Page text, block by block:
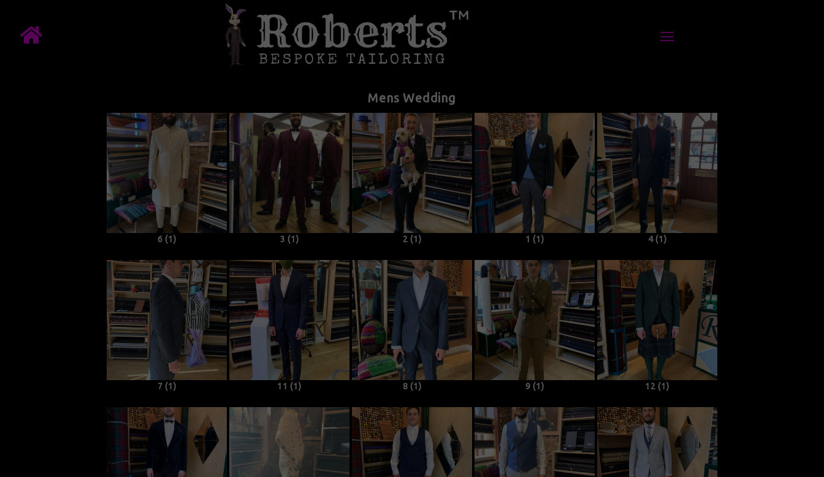
Mens Wedding
6 (1) 3 (1) 2 (1) 1 (1) 4 (1)
7 (1) 11 (1) 8 (1) 9 (1) 12 (1)